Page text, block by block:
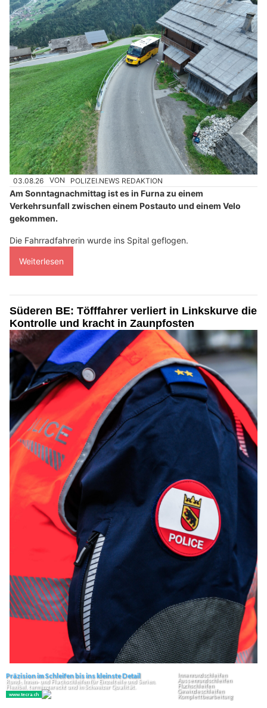
03.08.26 VON POLIZEI.NEWS REDAKTION
Am Sonntagnachmittag ist es in Furna zu einem
Verkehrsunfall zwischen einem Postauto und einem Velo
gekommen.
Die Fahrradfahrerin wurde ins Spital geflogen.
Weiterlesen
Süderen BE: Töfffahrer verliert in Linkskurve die
Kontrolle und kracht in Zaunpfosten
08.08.26 VON POLIZEI.NEWS REDAKTION
Am Freitagabend ist es in Süderen zu einem Selbstunfall